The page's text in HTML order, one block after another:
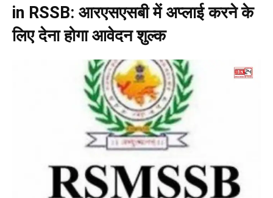
in RSSB: आरएसएसबी में अप्लाई करने के
लिए देना होगा आवेदन शुल्क